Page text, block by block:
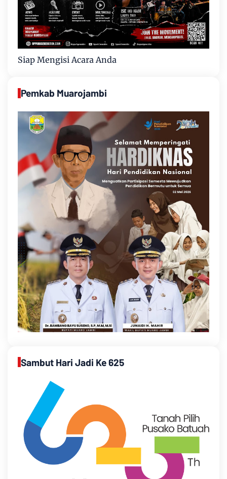
Siap Mengisi Acara Anda
Pemkab Muarojambi
Sambut Hari Jadi Ke 625